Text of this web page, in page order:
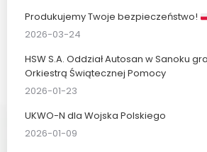
Produkujemy Twoje bezpieczeństwo!
2026-03-24
HSW S.A. Oddział Autosan w Sanoku
Orkiestrą Świątecznej Pomocy
2026-01-23
UKWO-N dla Wojska Polskiego
2026-01-09